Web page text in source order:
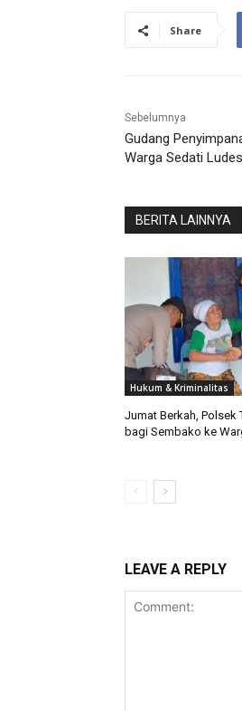
Share
Sebelumnya
Gudang
Warga Sedati
BERITA LAINNYA
Hukum & Kriminalitas
Jumat Berkah, Polsek
bagi Sembako ke
LEAVE A REPLY